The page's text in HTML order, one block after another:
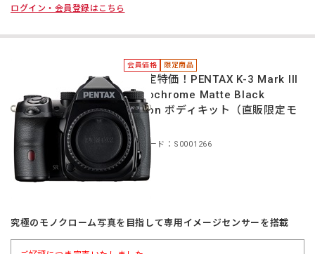
ログイン・会員登録はこちら
会員価格 限定商品
＊限定特価！PENTAX K-3 Mark III
Monochrome Matte Black
Edition ボディキット（直販限定モ
デル）
商品コード：S0001266
究極のモノクローム写真を目指して専用イメージセンサーを搭載